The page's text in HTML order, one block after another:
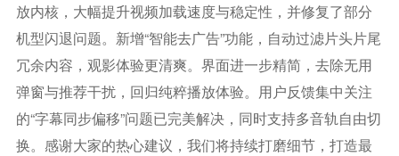
放内核，大幅提升视频加载速度与稳定性，并修复了部分
机型闪退问题。新增“智能去广告”功能，自动过滤片头片尾
冗余内容，观影体验更清爽。界面进一步精简，去除无用
弹窗与推荐干扰，回归纯粹播放体验。用户反馈集中关注
的“字幕同步偏移”问题已完美解决，同时支持多音轨自由切
换。感谢大家的热心建议，我们将持续打磨细节，打造最